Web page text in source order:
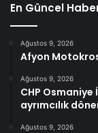
En Güncel
Ağustos 9, 2026
Afyon
Ağustos 9, 2026
CHP Osmaniye
ayrımcılık
Ağustos 9, 2026